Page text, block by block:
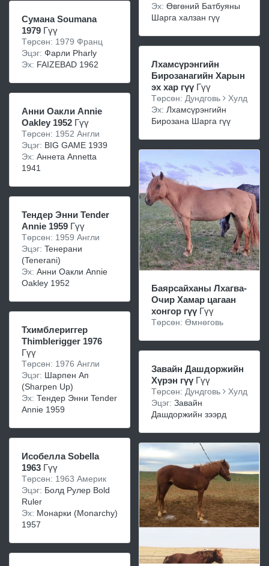
Сумана Soumana
1979 Гүү
Төрсөн: 1979 Франц
Эцэг: Фарли Pharly
Эх: FAIZEBAD 1962
Анни Оакли Annie
Oakley 1952 Гүү
Төрсөн: 1952 Англи
Эцэг: BIG GAME 1939
Эх: Аннета Annetta
1941
Тендер Энни Tender
Annie 1959 Гүү
Төрсөн: 1959 Англи
Эцэг: Teнepани
(Tenerani)
Эх: Анни Оакли Annie
Oakley 1952
Тхимблериггер
Thimblerigger 1976
Гүү
Төрсөн: 1976 Англи
Эцэг: Шарпен Aп
(Sharpen Up)
Эх: Тендер Энни Tender
Annie 1959
Исобелла Sobella
1963 Гүү
Төрсөн: 1963 Америк
Эцэг: Болд Рулер Bold
Ruler
Эх: Монарки (Monarchy)
1957
Эх: Өвгөний Батбуяны
Шарга халзан гүү
Лхамсүрэнгийн
Бирозанагийн Харын
эх хар гүү Гүү
Төрсөн: Дундговь
Хулд
Эх: Лхамсүрэнгийн
Бирозана Шарга гүү
Баярсайханы Лхагва-
Очир Хамар цагаан
хонгор гүү Гүү
Төрсөн: Өмнөговь
Завайн Дашдоржийн
Хүрэн гүү Гүү
Төрсөн: Дундговь
Хулд
Эцэг: Завайн
Дашдоржийн зээрд